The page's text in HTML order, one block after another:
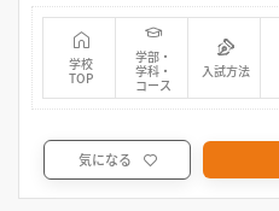
学校
TOP
学部・
学科・
コース
入試方法
気になる